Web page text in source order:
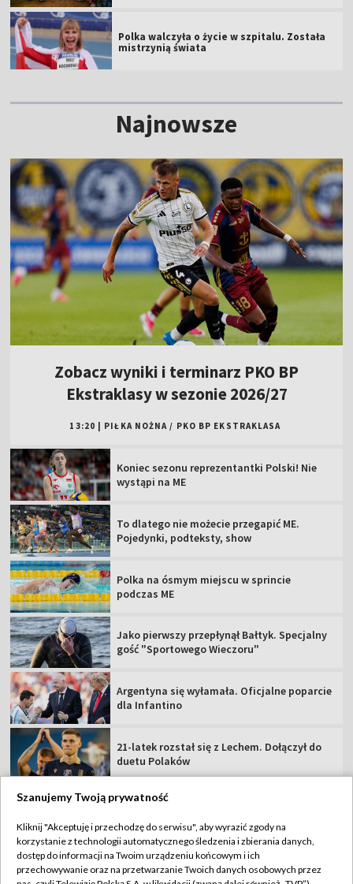
Polka walczyła o życie w szpitalu. Została
mistrzynią świata
Najnowsze
Zobacz wyniki i terminarz PKO BP
Ekstraklasy w sezonie 2026/27
13:20 PIŁKA NOŻNA / PKO BP EKSTRAKLASA
Koniec sezonu reprezentantki Polski! Nie
wystąpi na ME
To dlatego nie możecie przegapić ME.
Pojedynki, podteksty, show
Polka na ósmym miejscu w sprincie
podczas ME
Jako pierwszy przepłynął Bałtyk. Specjalny
gość "Sportowego Wieczoru"
Argentyna się wyłamała. Oficjalne poparcie
dla Infantino
21-latek rozstał się z Lechem. Dołączył do
duetu Polaków
TVP
Abonament TVP
Regulamin TVP
Szanujemy Twoją prywatność
Kliknij "Akceptuję i przechodzę do serwisu", aby wyrazić zgody na
korzystanie z technologii automatycznego śledzenia i zbierania danych,
dostęp do informacji na Twoim urządzeniu końcowym i ich
przechowywanie oraz na przetwarzanie Twoich danych osobowych przez